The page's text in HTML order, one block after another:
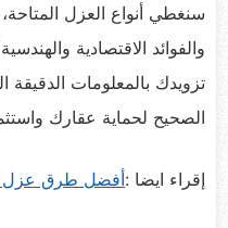
سنغطي أنواع العزل
والفوائد الاقتصادية
تزويدك بالمعلومات الدقيقة
الصحيح لحماية عقارك
إقراء ايضا :أفضل طرق عزل